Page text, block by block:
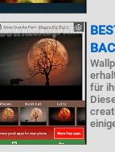
für